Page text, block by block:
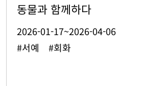
동물과 함께하다
2026-01-17~2026-04-06
#서예 #회화